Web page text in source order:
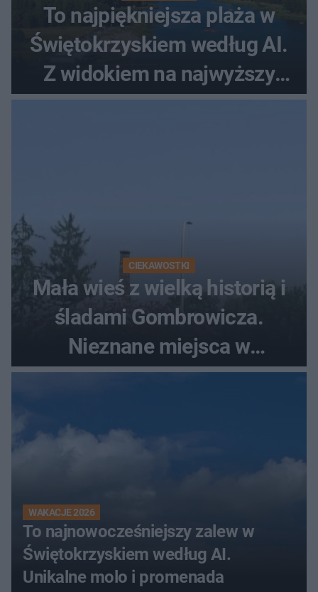
To najpiękniejsza plaża w
Świętokrzyskiem według AI.
Z widokiem na najwyższy
szczyt Gór Świętokrzyskich
CIEKAWOSTKI
Mała wieś z wielką historią i
śladami Gombrowicza.
Nieznane miejsca w
Świętokrzyskiem
WAKACJE 2026
To najnowocześniejszy zalew w
Świętokrzyskiem według AI.
Unikalne molo i promenada